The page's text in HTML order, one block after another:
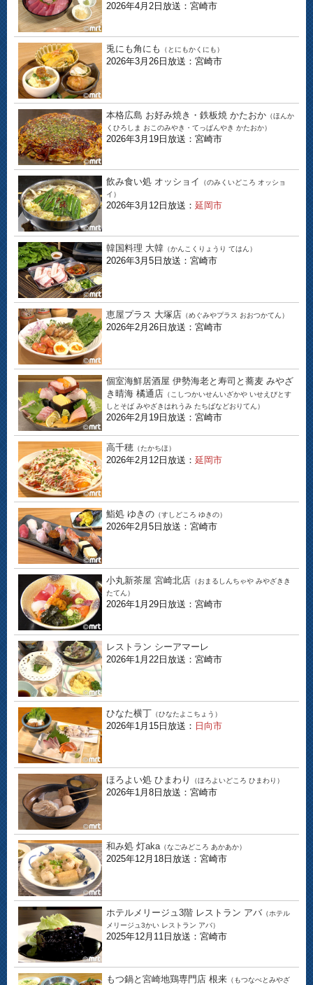
2026年4月2日放送：宮崎市
兎にも角にも （とにもかくにも）
2026年3月26日放送：宮崎市
本格広島 お好み焼き・鉄板焼 かたおか （ほんか
くひろしま おこのみやき・てっぱんやき かたおか）
2026年3月19日放送：宮崎市
飲み食い処 オッショイ
（のみくいどころ オッショ
イ）
2026年3月12日放送： 延岡市
韓国料理 大韓 （かんこくりょうり てはん）
2026年3月5日放送：宮崎市
恵屋プラス 大塚店 （めぐみやプラス おおつかてん）
2026年2月26日放送：宮崎市
個室海鮮居酒屋 伊勢海老と寿司と蕎麦 みやざ
き晴海 橘通店 （こしつかいせんいざかや いせえびとす
しとそば みやざきはれうみ たちばなどおりてん）
2026年2月19日放送：宮崎市
高千穂 （たかちほ）
2026年2月12日放送： 延岡市
鮨処 ゆきの （すしどころ ゆきの）
2026年2月5日放送：宮崎市
小丸新茶屋 宮崎北店 （おまるしんちゃや みやざきき
たてん）
2026年1月29日放送：宮崎市
レストラン シーアマーレ
2026年1月22日放送：宮崎市
ひなた横丁 （ひなたよこちょう）
2026年1月15日放送： 日向市
ほろよい処 ひまわり （ほろよいどころ ひまわり）
2026年1月8日放送：宮崎市
和み処 灯aka （なごみどころ あかあか）
2025年12月18日放送：宮崎市
ホテルメリージュ3階 レストラン アバ （ホテル
メリージュ3かい レストラン アバ）
2025年12月11日放送：宮崎市
もつ鍋と宮崎地鶏専門店 根来 （もつなべとみやざ